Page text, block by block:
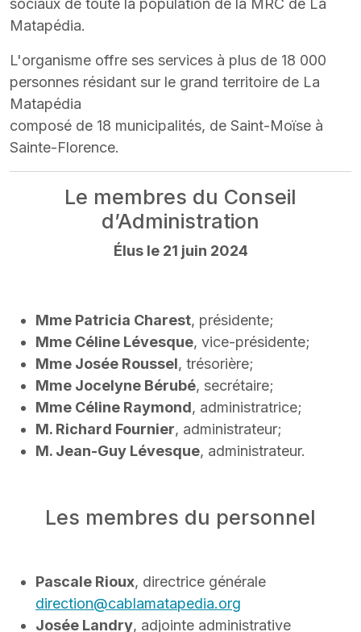
sociaux de toute la population de la MRC de La
Matapédia.
L'organisme offre ses services à plus de 18 000
personnes résidant sur le grand territoire de La
Matapédia
composé de 18 municipalités, de Saint-Moïse à
Sainte-Florence.
Le membres du Conseil
d’Administration
Élus le 21 juin 2024
Mme Patricia Charest, présidente;
Mme Céline Lévesque, vice-présidente;
Mme Josée Roussel, trésorière;
Mme Jocelyne Bérubé, secrétaire;
Mme Céline Raymond, administratrice;
M. Richard Fournier, administrateur;
M. Jean-Guy Lévesque, administrateur.
Les membres du personnel
Pascale Rioux, directrice générale
direction@cablamatapedia.org
Josée Landry, adjointe administrative